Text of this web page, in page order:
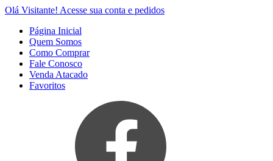
Olá Visitante! Acesse sua conta e pedidos
Página Inicial
Quem Somos
Como Comprar
Fale Conosco
Venda Atacado
Favoritos